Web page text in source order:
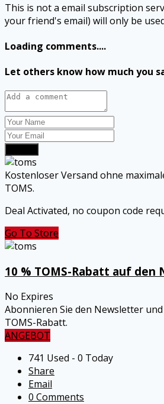
This is not a email subscription
your friend's email) will only be
Loading comments....
Let others know how much you
Kostenloser Versand ohne
TOMS.
Deal Activated, no coupon code
Go To Store
10 % TOMS-Rabatt auf den
No Expires
Abonnieren Sie den Newsletter
TOMS-Rabatt.
ANGEBOT
741 Used - 0 Today
Share
Email
0 Comments